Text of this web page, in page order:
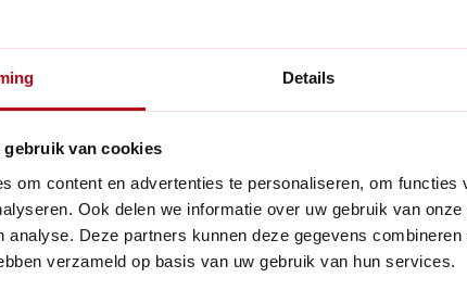
Details
gebruik van cookies
om content en advertenties te personaliseren, om functies
Ook delen we informatie over uw gebruik van
analyse. Deze partners kunnen deze gegevens
verzameld op basis van uw gebruik van hun services.
producten
toevoeging aan je tuin. Speciaal
koppeling eenvoudig te
klassieke uitstraling voegt het